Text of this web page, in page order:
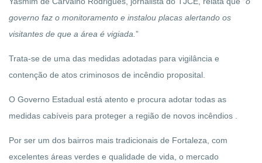
governo faz o monitoramento e instalou placas alertando os
visitantes de que a área é vigiada ”
Trata-se de uma das medidas adotadas para vigilância e
contenção de atos criminosos de incêndio proposital.
O Governo Estadual está atento e procura adotar todas as
medidas cabíveis para proteger a região de novos incêndios .
Por ser um dos bairros mais tradicionais de Fortaleza, com
excelentes áreas verdes e qualidade de vida, o mercado